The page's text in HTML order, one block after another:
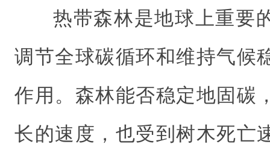
热带森林是地球上重要
调节全球碳循环和维持气候
作用。森林能否稳定地固碳
长的速度，也受到树木死亡